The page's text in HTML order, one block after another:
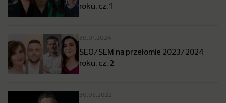
roku, cz. 1
30.01.2024
SEO/SEM na przełomie 2023/2024
roku, cz. 2
30.06.2022